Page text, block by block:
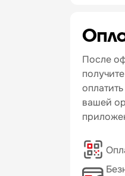
После
вашей